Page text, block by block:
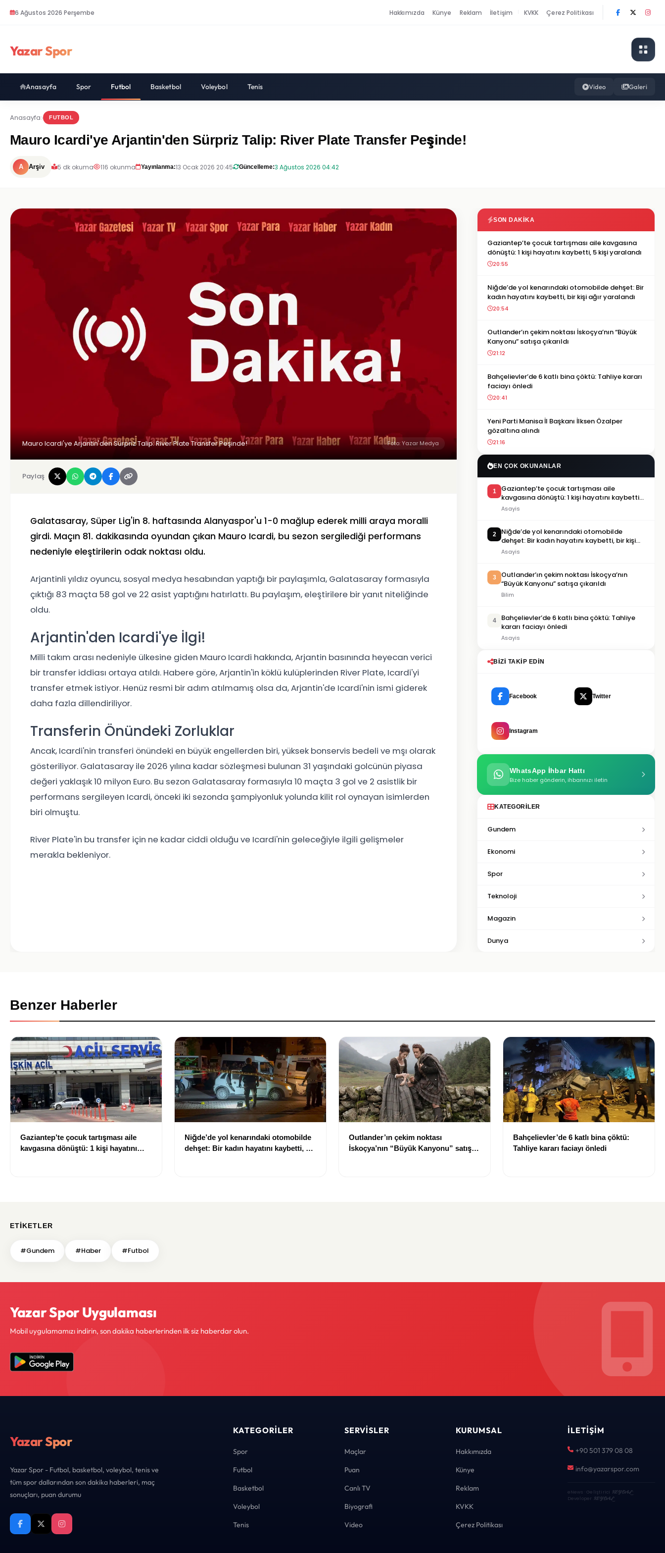
6 Ağustos 2026 Perşembe Hakkımızda Künye Reklam İletişim KVKK Çerez Politikası
Yazar Spor
Anasayfa Spor Futbol Basketbol Voleybol Tenis Video Galeri
Anasayfa FUTBOL
Mauro Icardi'ye Arjantin'den Sürpriz Talip: River Plate Transfer Peşinde!
A Arşiv 5 dk okuma 116 okunma Yayınlanma:13 Ocak 2026 20:45 Güncelleme:3 Ağustos 2026 04:42
Mauro Icardi'ye Arjantin'den Sürpriz Talip: River Plate Transfer Peşinde! Foto: Yazar Medya
Paylaş
Galatasaray, Süper Lig'in 8. haftasında Alanyaspor'u 1-0 mağlup ederek milli araya moralli
girdi. Maçın 81. dakikasında oyundan çıkan Mauro Icardi, bu sezon sergilediği performans
nedeniyle eleştirilerin odak noktası oldu.
Arjantinli yıldız oyuncu, sosyal medya hesabından yaptığı bir paylaşımla, Galatasaray formasıyla
çıktığı 83 maçta 58 gol ve 22 asist yaptığını hatırlattı. Bu paylaşım, eleştirilere bir yanıt niteliğinde
oldu.
Arjantin'den Icardi'ye İlgi!
Milli takım arası nedeniyle ülkesine giden Mauro Icardi hakkında, Arjantin basınında heyecan verici
bir transfer iddiası ortaya atıldı. Habere göre, Arjantin'in köklü kulüplerinden River Plate, Icardi'yi
transfer etmek istiyor. Henüz resmi bir adım atılmamış olsa da, Arjantin'de Icardi'nin ismi giderek
daha fazla dillendiriliyor.
Transferin Önündeki Zorluklar
Ancak, Icardi'nin transferi önündeki en büyük engellerden biri, yüksek bonservis bedeli ve mşı olarak
gösteriliyor. Galatasaray ile 2026 yılına kadar sözleşmesi bulunan 31 yaşındaki golcünün piyasa
değeri yaklaşık 10 milyon Euro. Bu sezon Galatasaray formasıyla 10 maçta 3 gol ve 2 asistlik bir
performans sergileyen Icardi, önceki iki sezonda şampiyonluk yolunda kilit rol oynayan isimlerden
biri olmuştu.
River Plate'in bu transfer için ne kadar ciddi olduğu ve Icardi'nin geleceğiyle ilgili gelişmeler
merakla bekleniyor.
SON DAKIKA
Gaziantep’te çocuk tartışması aile kavgasına
dönüştü: 1 kişi hayatını kaybetti, 5 kişi yaralandı
20:55
Niğde’de yol kenarındaki otomobilde dehşet: Bir
kadın hayatını kaybetti, bir kişi ağır yaralandı
20:54
Outlander’ın çekim noktası İskoçya’nın “Büyük
Kanyonu” satışa çıkarıldı
21:12
Bahçelievler’de 6 katlı bina çöktü: Tahliye kararı
faciayı önledi
20:41
Yeni Parti Manisa İl Başkanı İlksen Özalper
gözaltına alındı
21:16
EN ÇOK OKUNANLAR
1
Gaziantep’te çocuk tartışması aile
kavgasına dönüştü: 1 kişi hayatını kaybetti,
5 kişi yaralandı
Asayis
2
Niğde’de yol kenarındaki otomobilde
dehşet: Bir kadın hayatını kaybetti, bir kişi
ağır yaralandı
Asayis
3
Outlander’ın çekim noktası İskoçya’nın
“Büyük Kanyonu” satışa çıkarıldı
Bilim
4
Bahçelievler’de 6 katlı bina çöktü: Tahliye
kararı faciayı önledi
Asayis
BIZI TAKIP EDIN
Facebook Twitter
Instagram
WhatsApp İhbar Hattı
Bize haber gönderin, ihbarınızı iletin
KATEGORILER
Gundem
Ekonomi
Spor
Teknoloji
Magazin
Dunya
Benzer Haberler
Gaziantep’te çocuk tartışması aile
kavgasına dönüştü: 1 kişi hayatını
Niğde’de yol kenarındaki otomobilde
dehşet: Bir kadın hayatını kaybetti, bir
Outlander’ın çekim noktası
İskoçya’nın “Büyük Kanyonu” satışa
Bahçelievler’de 6 katlı bina çöktü:
Tahliye kararı faciayı önledi
ETIKETLER
#Gundem #Haber #Futbol
Yazar Spor Uygulaması
Mobil uygulamamızı indirin, son dakika haberlerinden ilk siz haberdar olun.
Yazar Spor
Yazar Spor - Futbol, basketbol, voleybol, tenis ve
tüm spor dallarından son dakika haberleri, maç
sonuçları, puan durumu
KATEGORILER
Spor
Futbol
Basketbol
Voleybol
Tenis
SERVISLER
Maçlar
Puan
Canlı TV
Biyografi
Video
KURUMSAL
Hakkımızda
Künye
Reklam
KVKK
Çerez Politikası
İLETIŞIM
+90 501 379 08 08
info@yazarspor.com
eNews · Geliştirici KEYDAL·
Developer KEYDAL